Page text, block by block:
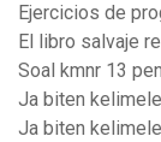
Ejercicios de
El libro salvaje
Soal kmnr 13
Ja biten
Ja biten